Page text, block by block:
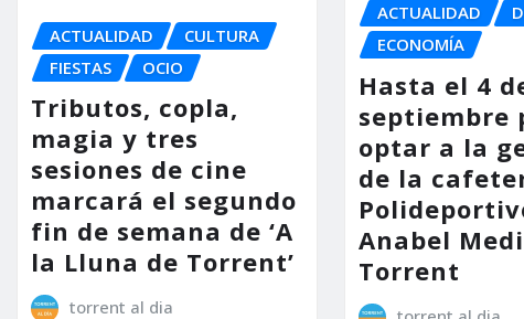
ACTUALIDAD
CULTURA
FIESTAS
OCIO
Tributos, copla,
magia y tres
sesiones de cine
marcará el segundo
fin de semana de ‘A
la Lluna de Torrent’
torrent al dia
ACTUALIDAD
ECONOMÍA
Hasta el 4
septiembre
optar a la
de la
Anabel
Torrent